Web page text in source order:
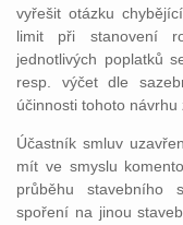
vyřešit otázku
limit při stanovení
jednotlivých poplatků
resp. výčet dle
účinnosti tohoto návrhu
Účastník smluv
mít ve smyslu
průběhu stavebního
spoření na jinou